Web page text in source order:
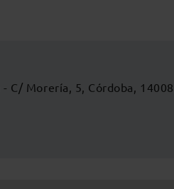
- C/ Morería, 5, Córdoba,